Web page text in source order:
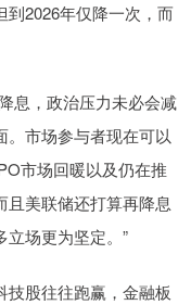
到2026年仅降一次，而
，政治压力未必会减
。市场参与者现在可以
市场回暖以及仍在推
且美联储还打算再降息
立场更为坚定。”
股往往跑赢，金融板